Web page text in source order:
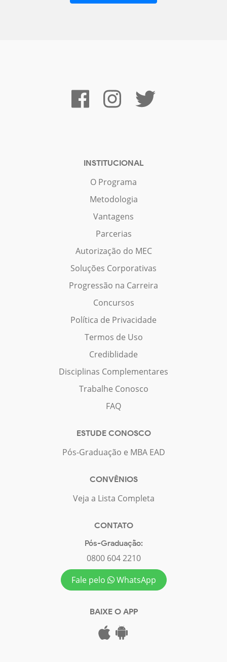
INSTITUCIONAL
O Programa
Metodologia
Vantagens
Parcerias
Autorização do MEC
Soluções Corporativas
Progressão na Carreira
Concursos
Política de Privacidade
Termos de Uso
Crediblidade
Disciplinas Complementares
Trabalhe Conosco
FAQ
ESTUDE CONOSCO
Pós-Graduação e MBA EAD
CONVÊNIOS
Veja a Lista Completa
CONTATO
Pós-Graduação:
0800 604 2210
Fale pelo
WhatsApp
BAIXE O APP